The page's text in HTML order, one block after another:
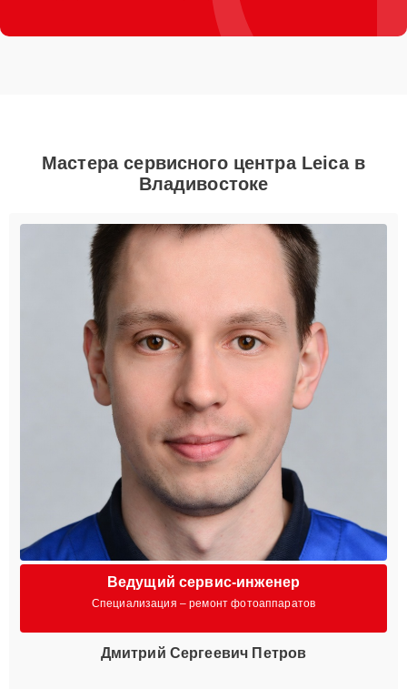
Мастера сервисного центра Leica в
Владивостоке
Ведущий сервис-инженер
Специализация – ремонт фотоаппаратов
Дмитрий Сергеевич Петров